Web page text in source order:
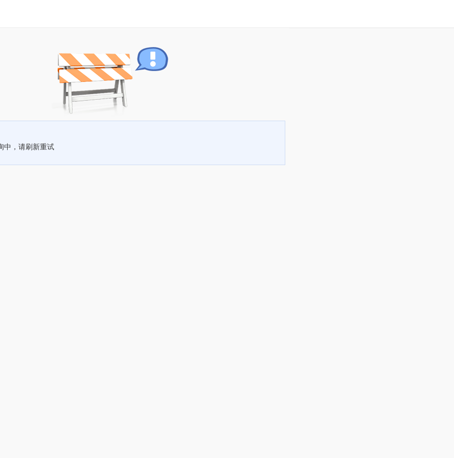
中，请刷新重试